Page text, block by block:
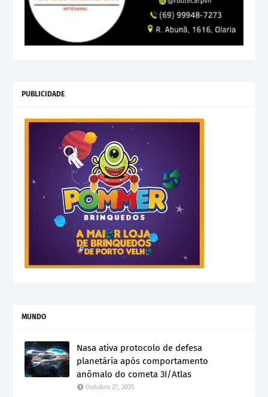
PUBLICIDADE
MUNDO
Nasa ativa protocolo de defesa
planetária após comportamento
anômalo do cometa 3I/Atlas
Outubro 27, 2025